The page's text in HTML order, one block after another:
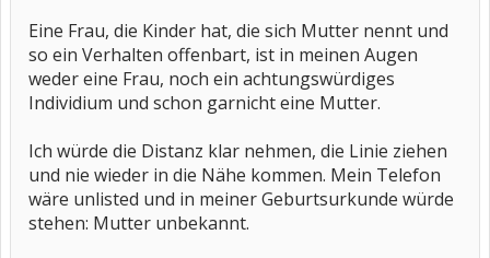
Eine Frau, die Kinder hat, die sich Mutter nennt und
so ein Verhalten offenbart, ist in meinen Augen
weder eine Frau, noch ein achtungswürdiges
Individium und schon garnicht eine Mutter.
Ich würde die Distanz klar nehmen, die Linie ziehen
und nie wieder in die Nähe kommen. Mein Telefon
wäre unlisted und in meiner Geburtsurkunde würde
stehen: Mutter unbekannt.